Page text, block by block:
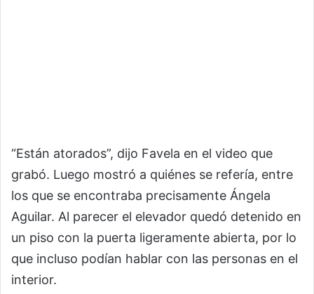
“Están atorados”, dijo Favela en el video que
grabó. Luego mostró a quiénes se refería, entre
los que se encontraba precisamente Ángela
Aguilar. Al parecer el elevador quedó detenido en
un piso con la puerta ligeramente abierta, por lo
que incluso podían hablar con las personas en el
interior.